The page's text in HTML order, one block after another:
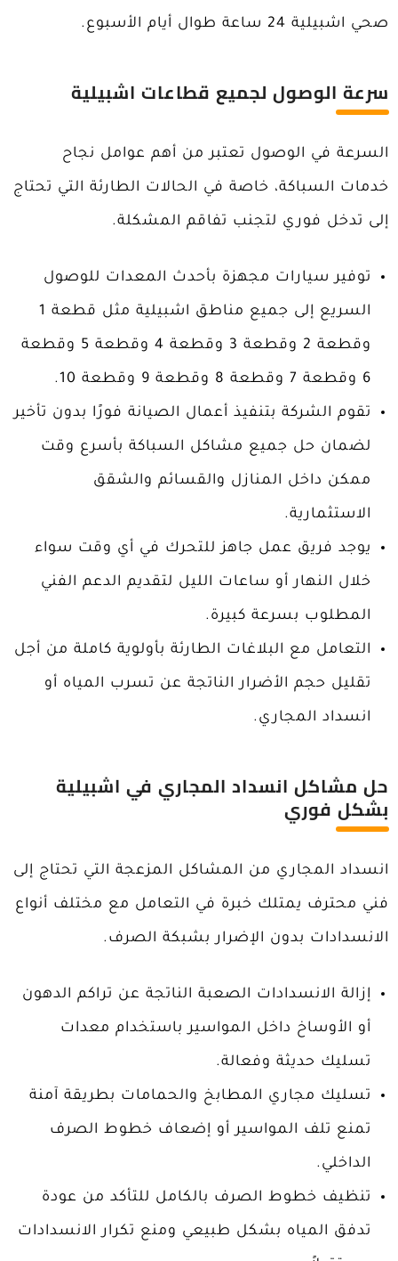
صحي اشبيلية 24 ساعة طوال أيام الأسبوع.
سرعة الوصول لجميع قطاعات اشبيلية
السرعة في الوصول تعتبر من أهم عوامل نجاح
خدمات السباكة، خاصة في الحالات الطارئة التي تحتاج
إلى تدخل فوري لتجنب تفاقم المشكلة.
توفير سيارات مجهزة بأحدث المعدات للوصول
السريع إلى جميع مناطق اشبيلية مثل قطعة 1
وقطعة 2 وقطعة 3 وقطعة 4 وقطعة 5 وقطعة
6 وقطعة 7 وقطعة 8 وقطعة 9 وقطعة 10.
تقوم الشركة بتنفيذ أعمال الصيانة فورًا بدون تأخير
لضمان حل جميع مشاكل السباكة بأسرع وقت
ممكن داخل المنازل والقسائم والشقق
الاستثمارية.
يوجد فريق عمل جاهز للتحرك في أي وقت سواء
خلال النهار أو ساعات الليل لتقديم الدعم الفني
المطلوب بسرعة كبيرة.
التعامل مع البلاغات الطارئة بأولوية كاملة من أجل
تقليل حجم الأضرار الناتجة عن تسرب المياه أو
انسداد المجاري.
حل مشاكل انسداد المجاري في اشبيلية
بشكل فوري
انسداد المجاري من المشاكل المزعجة التي تحتاج إلى
فني محترف يمتلك خبرة في التعامل مع مختلف أنواع
الانسدادات بدون الإضرار بشبكة الصرف.
إزالة الانسدادات الصعبة الناتجة عن تراكم الدهون
أو الأوساخ داخل المواسير باستخدام معدات
تسليك حديثة وفعالة.
تسليك مجاري المطابخ والحمامات بطريقة آمنة
تمنع تلف المواسير أو إضعاف خطوط الصرف
الداخلي.
تنظيف خطوط الصرف بالكامل للتأكد من عودة
تدفق المياه بشكل طبيعي ومنع تكرار الانسدادات